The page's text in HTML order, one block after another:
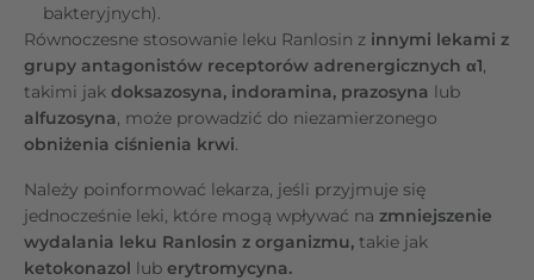
bakteryjnych).
Równoczesne stosowanie leku Ranlosin z innymi lekami z
grupy antagonistów receptorów adrenergicznych α1,
takimi jak doksazosyna, indoramina, prazosyna lub
alfuzosyna, może prowadzić do niezamierzonego
obniżenia ciśnienia krwi.
Należy poinformować lekarza, jeśli przyjmuje się
jednocześnie leki, które mogą wpływać na zmniejszenie
wydalania leku Ranlosin z organizmu, takie jak
ketokonazol lub erytromycyna.